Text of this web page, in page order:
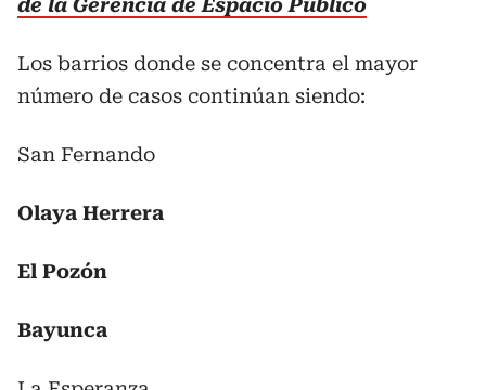
de la Gerencia de Espacio Público
Los barrios donde se concentra el mayor
número de casos continúan siendo:
San Fernando
Olaya Herrera
El Pozón
Bayunca